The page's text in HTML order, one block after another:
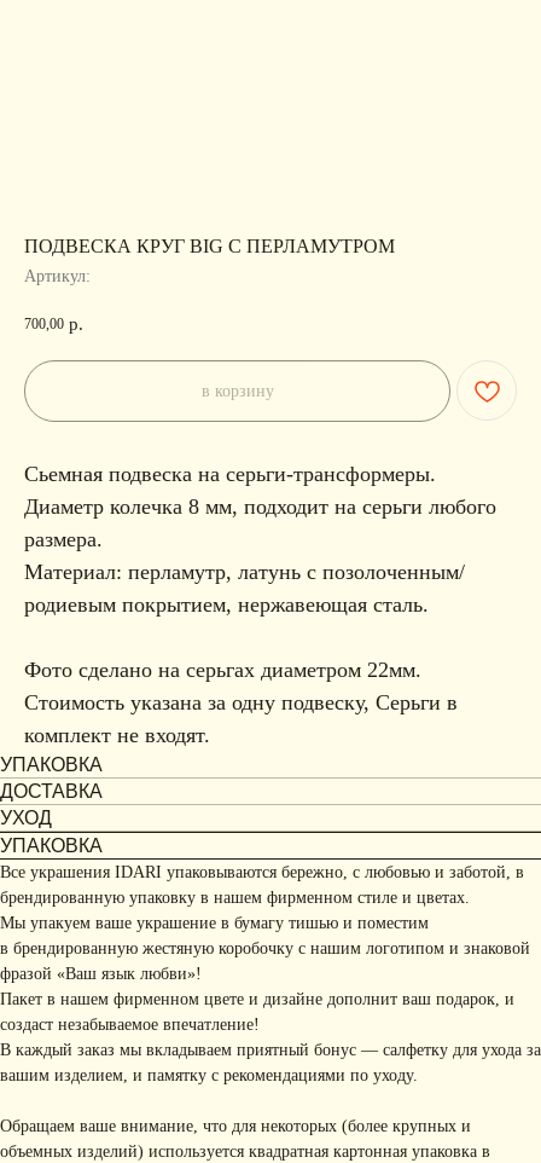
ПОДВЕСКА КРУГ BIG С ПЕРЛАМУТРОМ
Артикул:
700,00 р.
в корзину
Сьемная подвеска на серьги-трансформеры.
Диаметр колечка 8 мм, подходит на серьги любого
размера.
Материал: перламутр, латунь с позолоченным/
родиевым покрытием, нержавеющая сталь.
Фото сделано на серьгах диаметром 22мм.
Стоимость указана за одну подвеску, Серьги в
комплект не входят.
УПАКОВКА
ДОСТАВКА
УХОД
УПАКОВКА
Все украшения IDARI упаковываются бережно, с любовью и заботой, в
брендированную упаковку в нашем фирменном стиле и цветах.
Мы упакуем ваше украшение в бумагу тишью и поместим
в брендированную жестяную коробочку с нашим логотипом и знаковой
фразой «Ваш язык любви»!
Пакет в нашем фирменном цвете и дизайне дополнит ваш подарок, и
создаст незабываемое впечатление!
В каждый заказ мы вкладываем приятный бонус — салфетку для ухода за
вашим изделием, и памятку с рекомендациями по уходу.
Обращаем ваше внимание, что для некоторых (более крупных и
объемных изделий) используется квадратная картонная упаковка в